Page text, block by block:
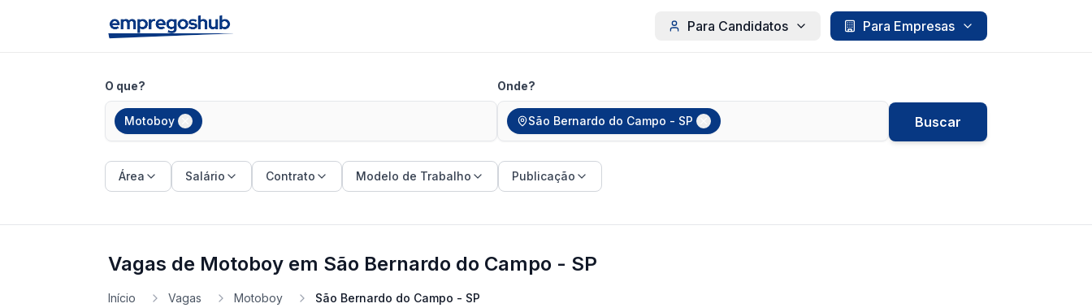
Para Candidatos Para Empresas
O que?
Motoboy
Onde?
São Bernardo do Campo - SP Buscar
Área Salário Contrato Modelo de Trabalho Publicação
Vagas de Motoboy em São Bernardo do Campo - SP
Início Vagas Motoboy São Bernardo do Campo - SP